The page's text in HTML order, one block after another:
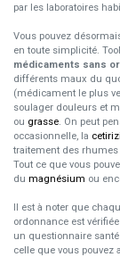
par les laboratoires
Vous pouvez
en toute simplicité.
médicaments sans
différents maux du
(médicament le plus
soulager douleurs et
ou grasse. On peut
occasionnelle, la
traitement des rhumes
Tout ce que vous
du magnésium ou
Il est à noter que
ordonnance est
un questionnaire
celle que vous pouvez